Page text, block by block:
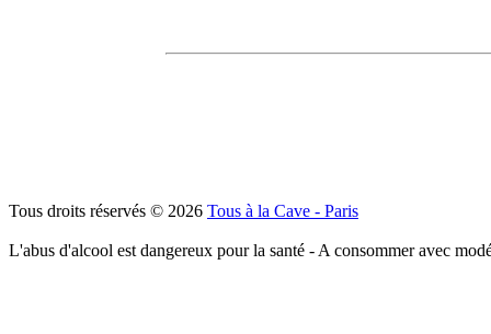
Tous droits réservés © 2026 Tous à la Cave - Paris
L'abus d'alcool est dangereux pour la santé - A consommer avec